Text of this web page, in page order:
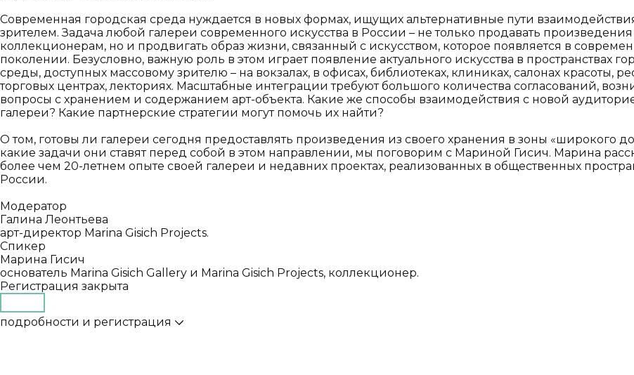
Современная городская среда нуждается в новых формах, ищущих альтернативные пути
зрителем. Задача любой галереи современного искусства в России – не только продавать произведения
коллекционерам, но и продвигать образ жизни, связанный с искусством, которое появляется в
поколении. Безусловно, важную роль в этом играет появление актуального искусства в пространствах
среды, доступных массовому зрителю – на вокзалах, в офисах, библиотеках, клиниках, салонах красоты,
торговых центрах, лекториях. Масштабные интеграции требуют большого количества согласований,
вопросы с хранением и содержанием арт-объекта. Какие же способы взаимодействия с новой
галереи? Какие партнерские стратегии могут помочь их найти?
О том, готовы ли галереи сегодня предоставлять произведения из своего хранения в зоны «широкого
какие задачи они ставят перед собой в этом направлении, мы поговорим с Мариной Гисич. Марина
более чем 20-летнем опыте своей галереи и недавних проектах, реализованных в общественных
России.
Модератор
Галина Леонтьева
арт-директор Marina Gisich Projects.
Спикер
Марина Гисич
основатель Marina Gisich Gallery и Marina Gisich Projects, коллекционер.
Регистрация закрыта
подробности и регистрация